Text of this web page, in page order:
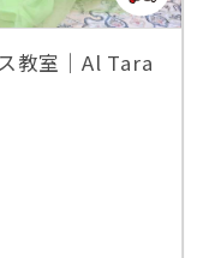
教室｜Al Tara